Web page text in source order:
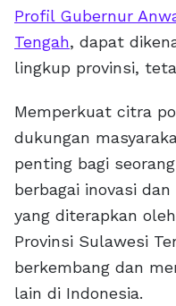
Profil Gubernur
Tengah, dapat
lingkup provinsi,
Memperkuat citra
dukungan
penting bagi
berbagai inovasi
yang diterapkan
Provinsi Sulawesi
berkembang dan
lain di Indonesia.